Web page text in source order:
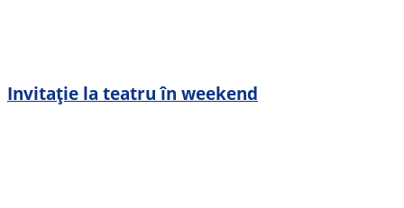
Invitație la teatru în weekend